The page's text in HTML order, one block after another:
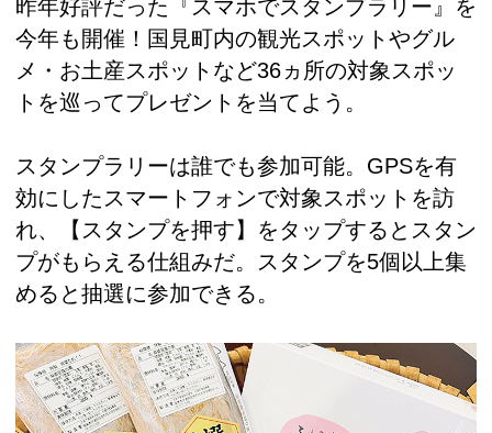
昨年好評だった『スマホでスタンプラリー』を
今年も開催！国見町内の観光スポットやグル
メ・お土産スポットなど36ヵ所の対象スポッ
トを巡ってプレゼントを当てよう。
スタンプラリーは誰でも参加可能。GPSを有
効にしたスマートフォンで対象スポットを訪
れ、【スタンプを押す】をタップするとスタン
プがもらえる仕組みだ。スタンプを5個以上集
めると抽選に参加できる。